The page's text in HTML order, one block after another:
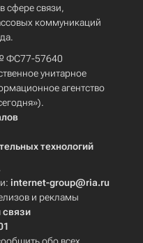
сфере связи,
коммуникаций
ФС77-57640
унитарное
агентство
технологий
internet-group@ria.ru
и рекламы
связи